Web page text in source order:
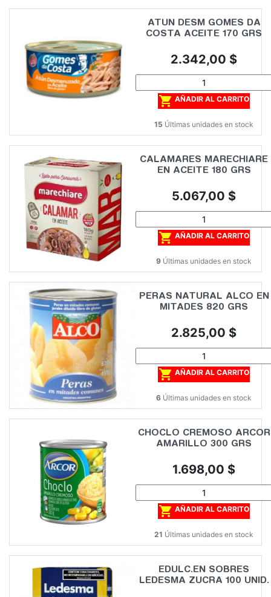
ATUN DESM GOMES DA
COSTA ACEITE 170 GRS
Precio
2.342,00 $
 AÑADIR AL CARRITO
15 Últimas unidades en stock
CALAMARES MARECHIARE
EN ACEITE 180 GRS
Precio
5.067,00 $
 AÑADIR AL CARRITO
9 Últimas unidades en stock
PERAS NATURAL ALCO EN
MITADES 820 GRS
Precio
2.825,00 $
 AÑADIR AL CARRITO
6 Últimas unidades en stock
CHOCLO CREMOSO ARCOR
AMARILLO 300 GRS
Precio
1.698,00 $
 AÑADIR AL CARRITO
21 Últimas unidades en stock
EDULC.EN SOBRES
LEDESMA ZUCRA 100 UNID.